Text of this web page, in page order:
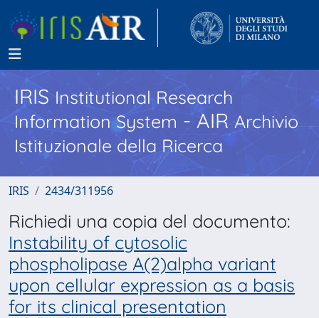
IRISInstitutional Research
Information System - AIR Archivio
Istituzionale della Ricerca
IRIS 2434/311956
Richiedi una copia del documento:
Instability of cytosolic
phospholipase A(2)alpha variant
upon cellular expression as a basis
for its clinical presentation